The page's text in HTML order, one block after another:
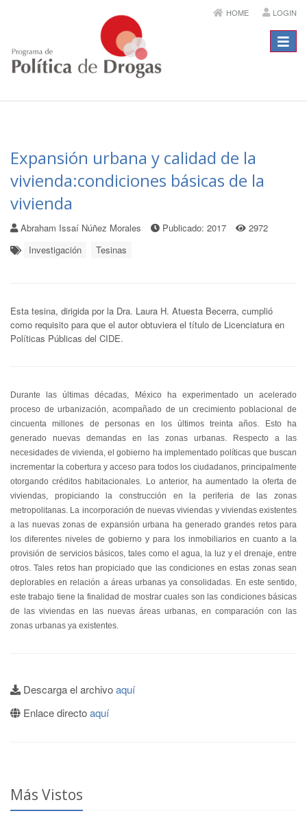
HOME LOGIN
Menú
Expansión urbana y calidad de la
vivienda:condiciones básicas de la
vivienda
Abraham Issaí Núñez Morales Publicado: 2017
2972
Investigación
Tesinas
Esta tesina, dirigida por la Dra. Laura H. Atuesta Becerra, cumplió
como requisito para que el autor obtuviera el título de Licenciatura en
Políticas Públicas del CIDE.
Durante las últimas décadas, México ha experimentado un acelerado
proceso de urbanización, acompañado de un crecimiento poblacional de
cincuenta millones de personas en los últimos treinta años. Esto ha
generado nuevas demandas en las zonas urbanas. Respecto a las
necesidades de vivienda, el gobierno ha implementado políticas que buscan
incrementar la cobertura y acceso para todos los ciudadanos, principalmente
otorgando créditos habitacionales. Lo anterior, ha aumentado la oferta de
viviendas, propiciando la construcción en la periferia de las zonas
metropolitanas. La incorporación de nuevas viviendas y viviendas existentes
a las nuevas zonas de expansión urbana ha generado grandes retos para
los diferentes niveles de gobierno y para los inmobiliarios en cuanto a la
provisión de servicios básicos, tales como el agua, la luz y el drenaje, entre
otros. Tales retos han propiciado que las condiciones en estas zonas sean
deplorables en relación a áreas urbanas ya consolidadas. En este sentido,
este trabajo tiene la finalidad de mostrar cuales son las condiciones básicas
de las viviendas en las nuevas áreas urbanas, en comparación con las
zonas urbanas ya existentes.
Descarga el archivoaquí
Enlace directoaquí
Más Vistos